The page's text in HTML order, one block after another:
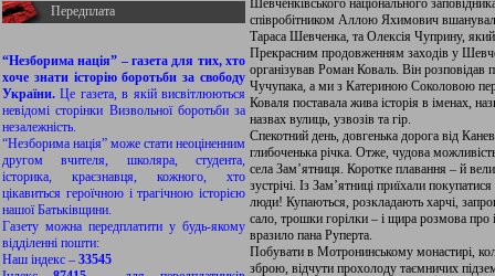
Передплата
“Незборима нація” – газета для тих, хто
хоче знати історію боротьби за свободу
України.Це газета, в якій висвітлюються
невідомі сторінки Визвольної боротьби за
незалежність.
“Незборима нація” може стати неоціненним
другом вчителя, школяра, студента,
історика, краєзнавця, кожного, хто
цікавиться героїчною і трагічною історією
нашої Батьківщини.
Газету можна передплатити у будь-якому
відділенні пошти:
Наш індекс – 33545
Шевченківського національного
співробітником Аллою Яхимович
Тараса Шевченка, та Олексія Чуприну,
Прекрасним продовженням заходів у
організував Роман Коваль. Він
Чучупака, а ми з Катериною Соколовою
Коваля поставала жива історія в іменах,
назвах вулиць, узвозів та гір.
Спекотний день, довгенька дорога від
глибоченька річка. Отже, чудова
села Зам’ятниця. Коротке плавання – й
зустрічі. Із Зам’ятниці приїхали
люди! Купаються, розкладають харчі,
сало, трошки горілки – і щира розмова про
вразило пана Руперта.
Побувати в Мотронинському монастирі,
зброю, відчути прохолоду таємничих